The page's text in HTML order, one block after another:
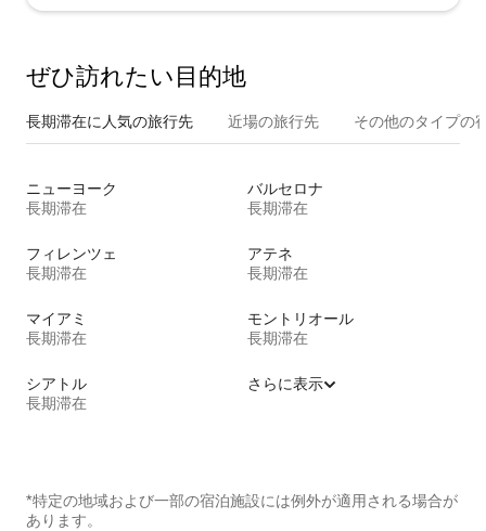
ぜひ訪⁠れ⁠た⁠い目⁠的⁠地
長期滞在に人気の旅行先 近場の旅行先 その他のタ⁠イ⁠プ⁠の
ニューヨーク
長期滞在
バルセロナ
長期滞在
フィレンツェ
長期滞在
アテネ
長期滞在
マイアミ
長期滞在
モントリオール
長期滞在
シアトル
長期滞在
さらに表示
*特定の地域および一部の宿泊施設には例外が適用される場合が
あります。